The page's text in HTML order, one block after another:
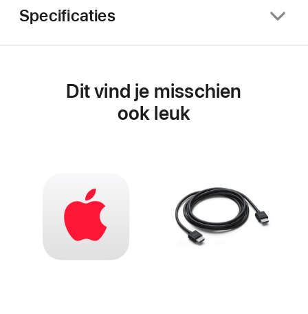
Specificaties
Dit vind je misschien
ook leuk